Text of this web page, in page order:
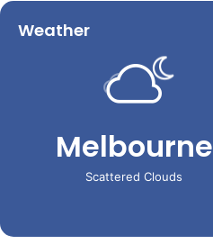
Weather
Melbourne
Scattered Clouds